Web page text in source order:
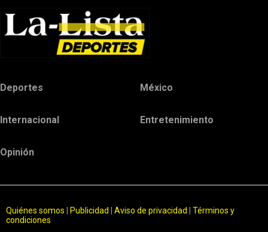
Deportes México
Internacional Entretenimiento
Opinión
Quiénes somos Publicidad Aviso de privacidad
Términos y
condiciones